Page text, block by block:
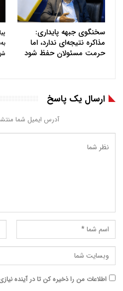
سخنگوی جبهه پایداری:
مذاکره نتیجه‌ای ندارد، اما
حرمت مسئولان حفظ شود
ارسال یک پاسخ
آدرس ایمیل شما
اطلاعات من را ذخیره کن تا در آینده